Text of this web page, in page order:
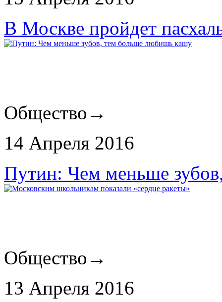
В Москве пройдет
Общество →
14 Апреля 2016
Путин: Чем меньше
Общество →
13 Апреля 2016